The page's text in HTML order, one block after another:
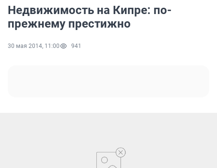
Недвижимость на Кипре: по-
прежнему престижно
30 мая 2014, 11:00 941